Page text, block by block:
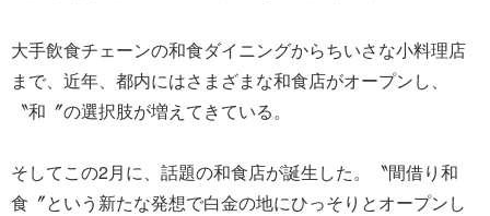
大手飲食チェーンの和食ダイニングからちいさな小料理店
まで、近年、都内にはさまざまな和食店がオープンし、
〝和〞の選択肢が増えてきている。
そしてこの2月に、話題の和食店が誕生した。〝間借り和
食〞という新たな発想で白金の地にひっそりとオープンし